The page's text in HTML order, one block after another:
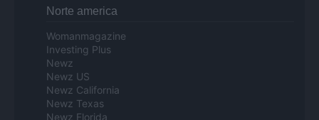
Norte america
Womanmagazine
Investing Plus
Newz
Newz US
Newz California
Newz Texas
Newz Florida